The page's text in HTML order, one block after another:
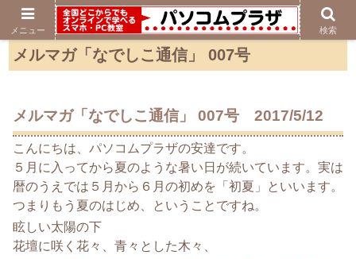
メルマガ「なでしこ通信」 007号
メルマガ「 なでしこ通信」 007号 2017/5/12
こんにちは、パソコムプラザの安達です。
５月に入ってから夏のような暑い日が続いています。 実は
暦のうえでは５月から６月の初めを「初夏」といいます。
つまりもう夏のはじめ、ということですね。
眩しい太陽の下
花壇に咲く花々、青々とした木々、
メニュー 検索